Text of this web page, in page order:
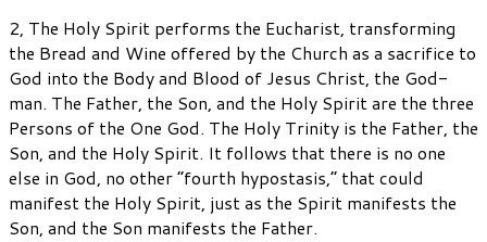
2, The Holy Spirit performs the Eucharist, transforming
the Bread and Wine offered by the Church as a sacrifice to
God into the Body and Blood of Jesus Christ, the God-
man. The Father, the Son, and the Holy Spirit are the three
Persons of the One God. The Holy Trinity is the Father, the
Son, and the Holy Spirit. It follows that there is no one
else in God, no other “fourth hypostasis,” that could
manifest the Holy Spirit, just as the Spirit manifests the
Son, and the Son manifests the Father.